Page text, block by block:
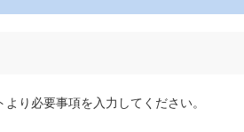
り必要事項を入力してください。